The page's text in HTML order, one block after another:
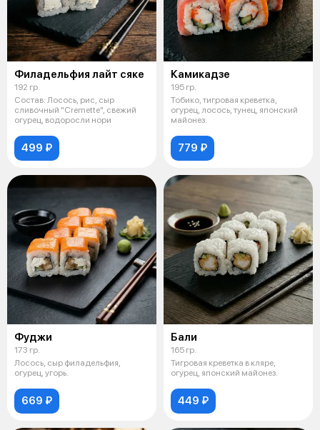
Филадельфия лайт сяке
192 гр.
Состав: Лосось, рис, сыр
сливочный "Cremette", свежий
огурец, водоросли нори
499 ₽
Камикадзе
195 гр.
Тобико, тигровая креветка,
огурец, лосось, тунец, японский
майонез.
779 ₽
Фуджи
173 гр.
Лосось, сыр филадельфия,
огурец, угорь.
669 ₽
Бали
165 гр.
Тигровая креветка в кляре,
огурец, японский майонез.
449 ₽